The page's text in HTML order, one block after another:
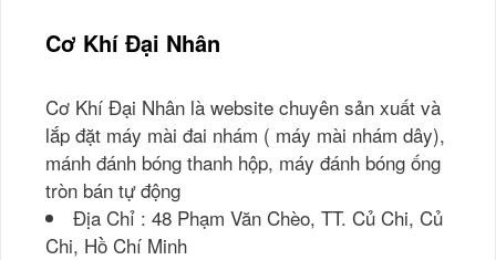
Cơ Khí Đại Nhân
Cơ Khí Đại Nhân là website chuyên sản xuất và
lắp đặt máy mài đai nhám ( máy mài nhám dây),
mánh đánh bóng thanh hộp, máy đánh bóng ống
tròn bán tự động
Địa Chỉ : 48 Phạm Văn Chèo, TT. Củ Chi, Củ
Chi, Hồ Chí Minh